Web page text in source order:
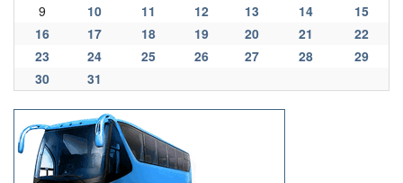
9
10 11 12 13 14
15
16
17 18 19 20 21
22
23
24 25 26 27 28
29
30
31